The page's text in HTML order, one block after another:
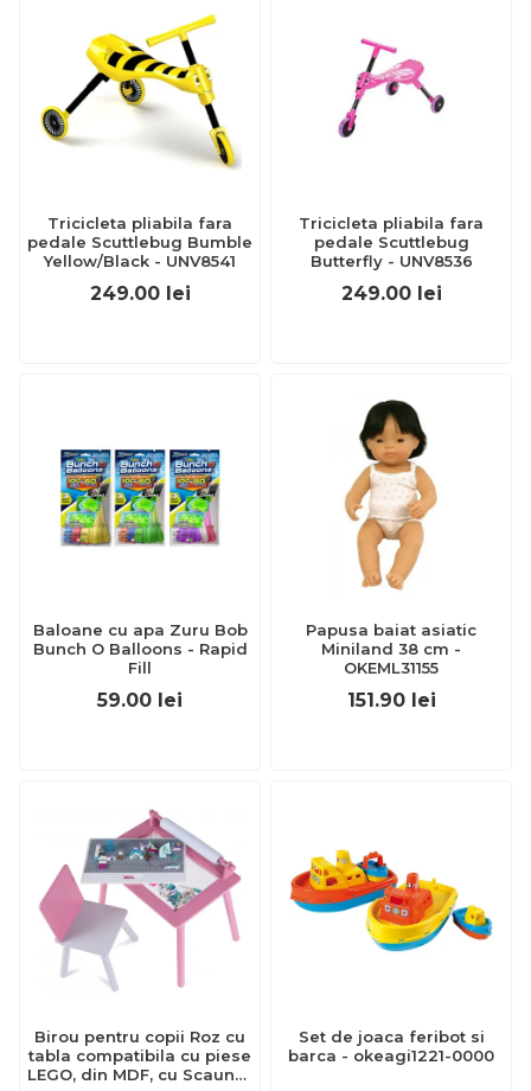
Tricicleta pliabila fara
pedale Scuttlebug Bumble
Yellow/Black - UNV8541
249.00 lei
Tricicleta pliabila fara
pedale Scuttlebug
Butterfly - UNV8536
249.00 lei
Baloane cu apa Zuru Bob
Bunch O Balloons - Rapid
Fill
59.00 lei
Papusa baiat asiatic
Miniland 38 cm -
OKEML31155
151.90 lei
Birou pentru copii Roz cu
tabla compatibila cu piese
LEGO, din MDF, cu Scaunel,
Set de joaca feribot si
barca - okeagi1221-0000